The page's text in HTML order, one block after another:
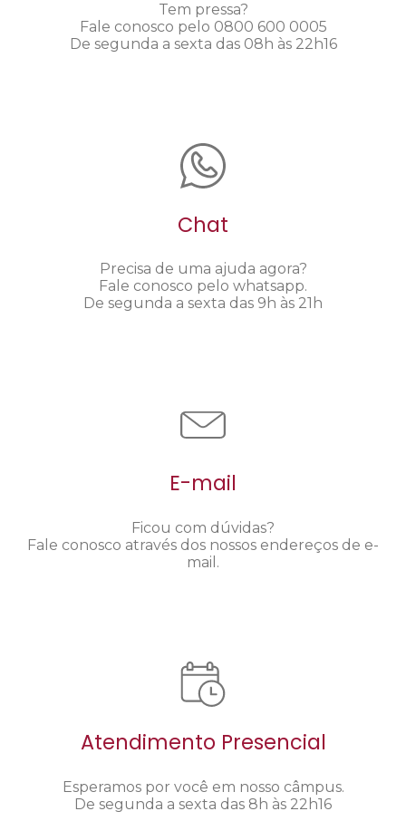
Tem pressa?
Fale conosco pelo 0800 600 0005
De segunda a sexta das 08h às 22h16
Chat
Precisa de uma ajuda agora?
Fale conosco pelo whatsapp.
De segunda a sexta das 9h às 21h
E-mail
Ficou com dúvidas?
Fale conosco através dos nossos endereços de e-
mail.
Atendimento Presencial
Esperamos por você em nosso câmpus.
De segunda a sexta das 8h às 22h16